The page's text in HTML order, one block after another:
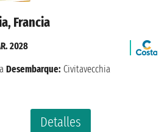
Francia
Detalles
2028
Desembarque: Civitavecchia